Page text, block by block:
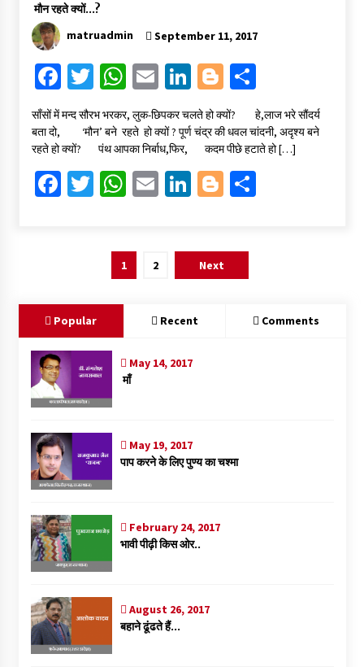
मौन रहते क्यों…?
matruadmin
September 11, 2017
Fa
ce
b
o
o
k
T
tt
er
W
at
sA
p
p
E
m
ai
l
Li
n
ke
dI
n
Bl
o
gg
er
S
h
ar
e
साँसों में मन्द सौरभ भरकर, लुक-छिपकर चलते हो क्यों? हे,लाज भरे सौंदर्य
बता दो, ‘मौन’ बने रहते हो क्यों ? पूर्ण चंद्र की धवल चांदनी, अदृश्य बने
रहते हो क्यों? पंथ आपका निर्बाध,फिर, कदम पीछे हटाते हो […]
Fa
k
T
er
W
sA
p
E
l
Li
dI
n
Bl
er
S
1 2 Next
Popular Recent Comments
May 14, 2017
माँ
May 19, 2017
पाप करने के लिए पुण्य का चश्मा
February 24, 2017
भावी पीढ़ी किस ओर..
August 26, 2017
बहाने ढूंढते हैं…